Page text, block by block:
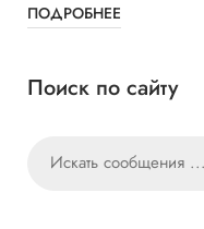
ПОДРОБНЕЕ
Поиск по сайту